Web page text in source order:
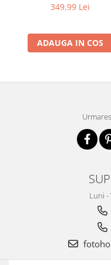
349,99 Lei
ADAUGA IN COS
Luni -